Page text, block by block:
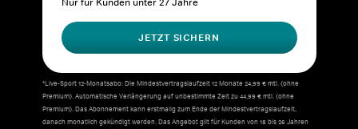
JETZT SICHERN
*Live-Sport 12-Monatsabo: Die Mindestvertragslaufzeit 12 Monate 24,99 € mtl. (ohne
Premium). Automatische Verlängerung auf unbestimmte Zeit zu 44,99 € mtl. (ohne
Premium). Das Abonnement kann erstmalig zum Ende der Mindestvertragslaufzeit,
danach monatlich gekündigt werden. Das Angebot gilt für Kunden von 18 bis 26 Jahren